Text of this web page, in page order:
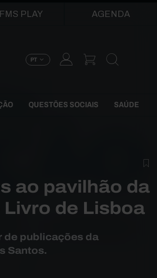
PLAY AGENDA
PT
QUESTÕES SOCIAIS SAÚDE
ao pavilhão da
Livro de Lisboa
de publicações da
Santos.